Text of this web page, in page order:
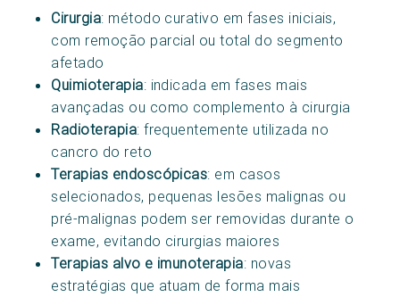
Cirurgia: método curativo em fases iniciais,
com remoção parcial ou total do segmento
afetado
Quimioterapia: indicada em fases mais
avançadas ou como complemento à cirurgia
Radioterapia: frequentemente utilizada no
cancro do reto
Terapias endoscópicas: em casos
selecionados, pequenas lesões malignas ou
pré-malignas podem ser removidas durante o
exame, evitando cirurgias maiores
Terapias alvo e imunoterapia: novas
estratégias que atuam de forma mais